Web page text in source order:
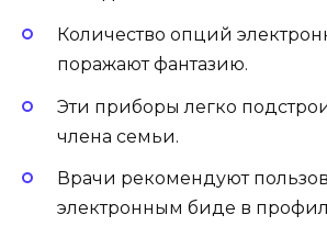
Количество опций
поражают фантазию.
Эти приборы легко
члена семьи.
Врачи рекомендуют
электронным биде в